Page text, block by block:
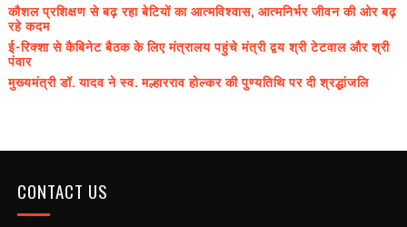
कौशल प्रशिक्षण से बढ़ रहा बेटियों का आत्मविश्वास, आत्मनिर्भर जीवन की ओर बढ़
रहे कदम
ई-रिक्शा से कैबिनेट बैठक के लिए मंत्रालय पहुंचे मंत्री द्वय श्री टेटवाल और श्री
पंवार
मुख्यमंत्री डॉ. यादव ने स्व. मल्हारराव होल्कर की पुण्यतिथि पर दी श्रद्धांजलि
CONTACT US